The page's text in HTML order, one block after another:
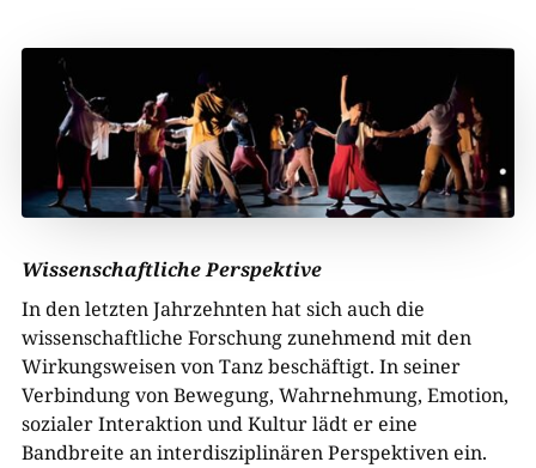
Wissenschaftliche Perspektive
In den letzten Jahrzehnten hat sich auch die
wissenschaftliche Forschung zunehmend mit den
Wirkungsweisen von Tanz beschäftigt. In seiner
Verbindung von Bewegung, Wahrnehmung, Emotion,
sozialer Interaktion und Kultur lädt er eine
Bandbreite an interdisziplinären Perspektiven ein.